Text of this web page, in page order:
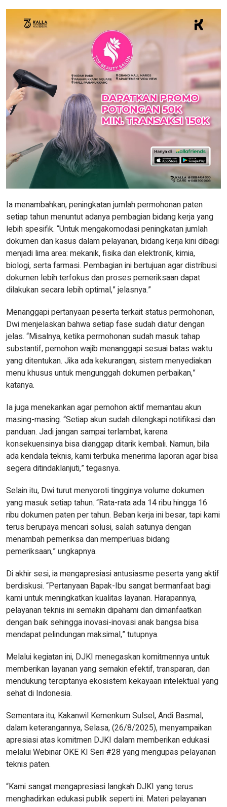
Ia menambahkan, peningkatan jumlah permohonan paten
setiap tahun menuntut adanya pembagian bidang kerja yang
lebih spesifik. “Untuk mengakomodasi peningkatan jumlah
dokumen dan kasus dalam pelayanan, bidang kerja kini dibagi
menjadi lima area: mekanik, fisika dan elektronik, kimia,
biologi, serta farmasi. Pembagian ini bertujuan agar distribusi
dokumen lebih terfokus dan proses pemeriksaan dapat
dilakukan secara lebih optimal,” jelasnya.”
Menanggapi pertanyaan peserta terkait status permohonan,
Dwi menjelaskan bahwa setiap fase sudah diatur dengan
jelas. “Misalnya, ketika permohonan sudah masuk tahap
substantif, pemohon wajib menanggapi sesuai batas waktu
yang ditentukan. Jika ada kekurangan, sistem menyediakan
menu khusus untuk mengunggah dokumen perbaikan,”
katanya.
Ia juga menekankan agar pemohon aktif memantau akun
masing-masing. “Setiap akun sudah dilengkapi notifikasi dan
panduan. Jadi jangan sampai terlambat, karena
konsekuensinya bisa dianggap ditarik kembali. Namun, bila
ada kendala teknis, kami terbuka menerima laporan agar bisa
segera ditindaklanjuti,” tegasnya.
Selain itu, Dwi turut menyoroti tingginya volume dokumen
yang masuk setiap tahun. “Rata-rata ada 14 ribu hingga 16
ribu dokumen paten per tahun. Beban kerja ini besar, tapi kami
terus berupaya mencari solusi, salah satunya dengan
menambah pemeriksa dan memperluas bidang
pemeriksaan,” ungkapnya.
Di akhir sesi, ia mengapresiasi antusiasme peserta yang aktif
berdiskusi. “Pertanyaan Bapak-Ibu sangat bermanfaat bagi
kami untuk meningkatkan kualitas layanan. Harapannya,
pelayanan teknis ini semakin dipahami dan dimanfaatkan
dengan baik sehingga inovasi-inovasi anak bangsa bisa
mendapat pelindungan maksimal,” tutupnya.
Melalui kegiatan ini, DJKI menegaskan komitmennya untuk
memberikan layanan yang semakin efektif, transparan, dan
mendukung terciptanya ekosistem kekayaan intelektual yang
sehat di Indonesia.
Sementara itu, Kakanwil Kemenkum Sulsel, Andi Basmal,
dalam keterangannya, Selasa, (26/8/2025), menyampaikan
apresiasi atas komitmen DJKI dalam memberikan edukasi
melalui Webinar OKE KI Seri #28 yang mengupas pelayanan
teknis paten.
“Kami sangat mengapresiasi langkah DJKI yang terus
menghadirkan edukasi publik seperti ini. Materi pelayanan